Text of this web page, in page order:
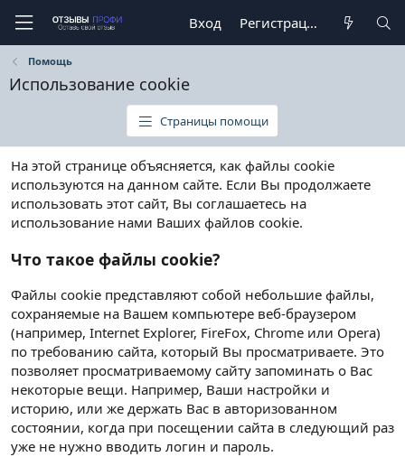
Вход Регистрация
Помощь
Использование cookie
Страницы помощи
На этой странице объясняется, как файлы cookie
используются на данном сайте. Если Вы продолжаете
использовать этот сайт, Вы соглашаетесь на
использование нами Ваших файлов cookie.
Что такое файлы cookie?
Файлы cookie представляют собой небольшие файлы,
сохраняемые на Вашем компьютере веб-браузером
(например, Internet Explorer, FireFox, Chrome или Opera)
по требованию сайта, который Вы просматриваете. Это
позволяет просматриваемому сайту запоминать о Вас
некоторые вещи. Например, Ваши настройки и
историю, или же держать Вас в авторизованном
состоянии, когда при посещении сайта в следующий раз
уже не нужно вводить логин и пароль.